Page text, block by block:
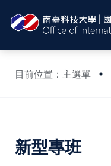
目前位置：主選單
新型專班